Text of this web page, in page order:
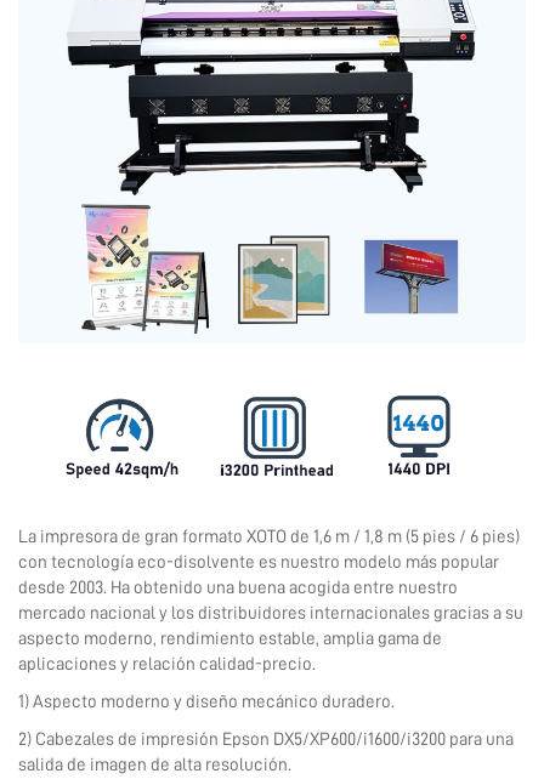
La impresora de gran formato XOTO de 1,6 m / 1,8 m (5 pies / 6 pies)
con tecnología eco-disolvente es nuestro modelo más popular
desde 2003. Ha obtenido una buena acogida entre nuestro
mercado nacional y los distribuidores internacionales gracias a su
aspecto moderno, rendimiento estable, amplia gama de
aplicaciones y relación calidad-precio.
1) Aspecto moderno y diseño mecánico duradero.
2) Cabezales de impresión Epson DX5/XP600/i1600/i3200 para una
salida de imagen de alta resolución.